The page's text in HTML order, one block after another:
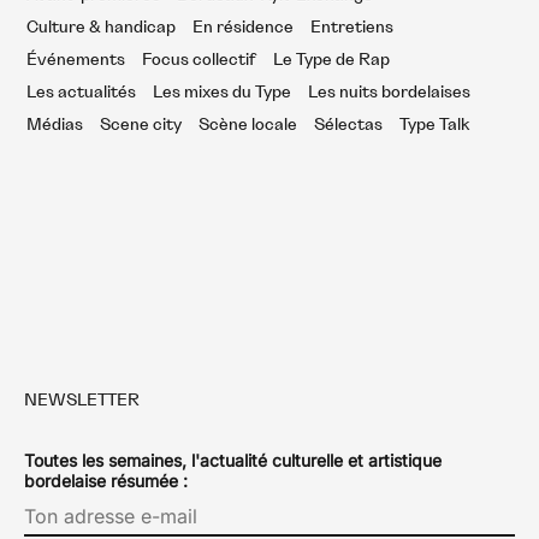
Culture & handicap
En résidence
Entretiens
Événements
Focus collectif
Le Type de Rap
Les actualités
Les mixes du Type
Les nuits bordelaises
Médias
Scene city Scène locale Sélectas Type Talk
NEWSLETTER
Toutes les semaines, l'actualité culturelle et artistique
bordelaise résumée :